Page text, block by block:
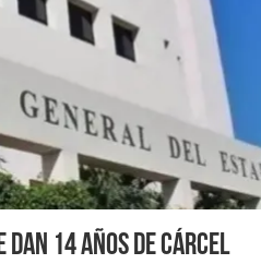
dan 14 años de cárcel